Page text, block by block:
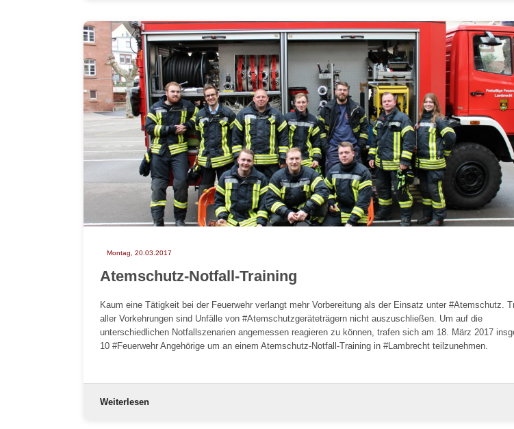
Montag, 20.03.2017
Atemschutz-Notfall-Training
Kaum eine Tätigkeit bei der Feuerwehr verlangt mehr Vorbereitung als der Einsatz unter #Atemschutz.
aller Vorkehrungen sind Unfälle von #Atemschutzgeräteträgern nicht auszuschließen. Um auf die
unterschiedlichen Notfallszenarien angemessen reagieren zu können, trafen sich am 18. März 2017
10 #Feuerwehr Angehörige um an einem Atemschutz-Notfall-Training in #Lambrecht teilzunehmen.
Weiterlesen